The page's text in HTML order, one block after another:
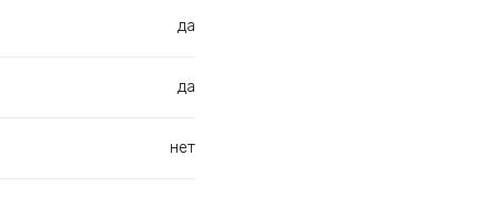
да
да
нет